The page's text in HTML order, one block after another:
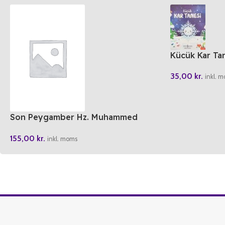
Son Peygamber Hz. Muhammed
155,00 kr. inkl. moms
Kücük Kar
35,00 kr. inkl.